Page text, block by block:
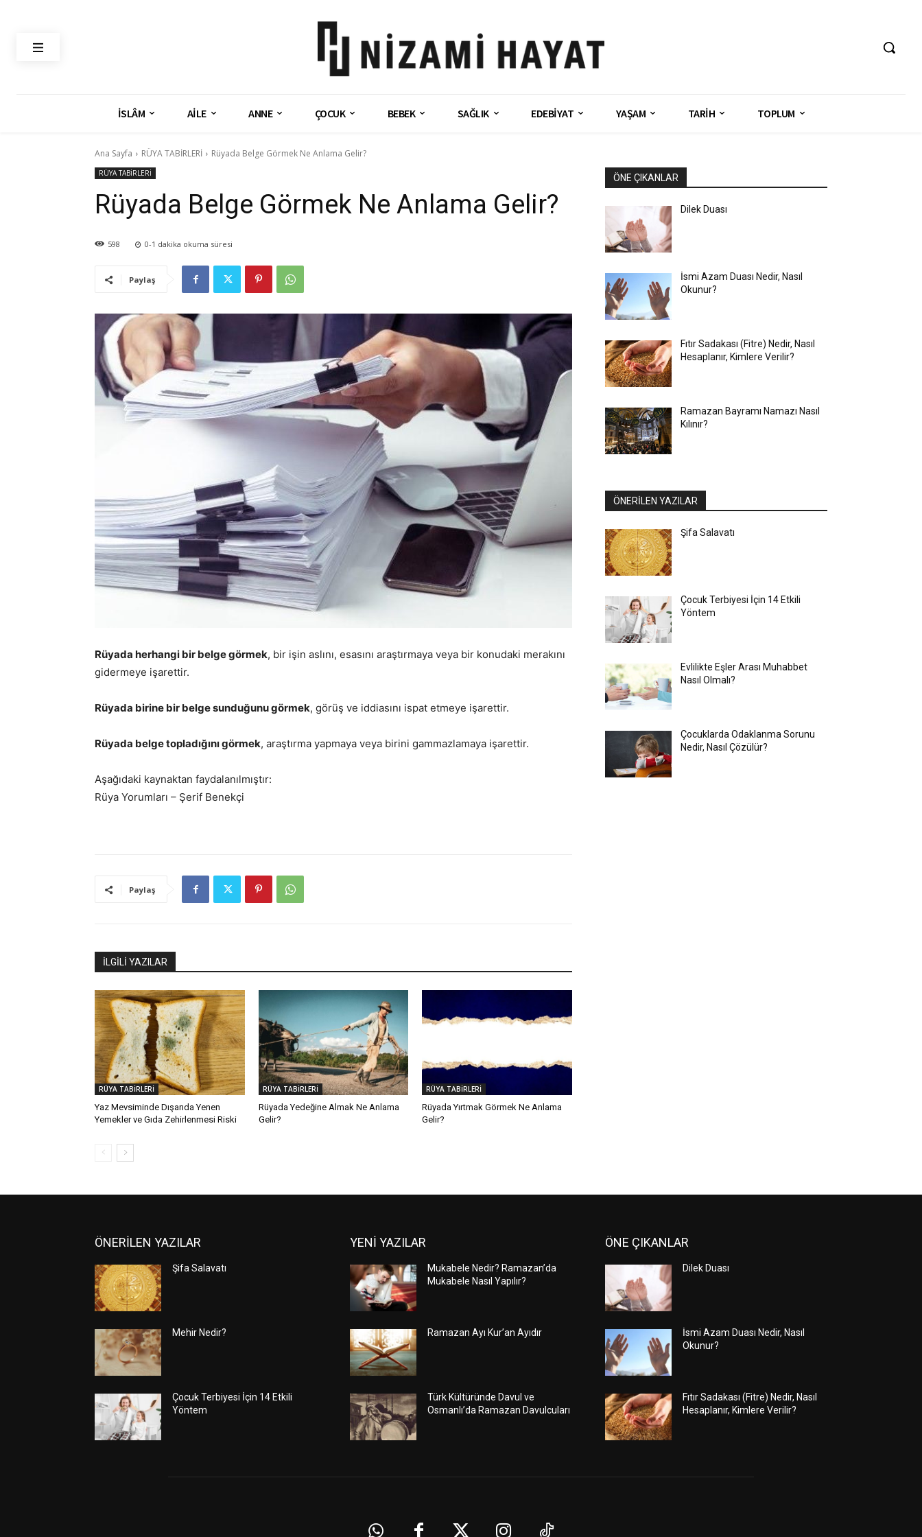
İSLÂM AİLE ANNE ÇOCUK BEBEK SAĞLIK EDEBİYAT YAŞAM TARİH TOPLUM
Ana Sayfa RÜYA TABİRLERİ Rüyada Belge Görmek Ne Anlama Gelir?
RÜYA TABİRLERİ
Rüyada Belge Görmek Ne Anlama Gelir?
598 0-1 dakika okuma süresi
Paylaş
Rüyada herhangi bir belge görmek, bir işin aslını, esasını araştırmaya veya bir konudaki merakını
gidermeye işarettir.
Rüyada birine bir belge sunduğunu görmek, görüş ve iddiasını ispat etmeye işarettir.
Rüyada belge topladığını görmek, araştırma yapmaya veya birini gammazlamaya işarettir.
Aşağıdaki kaynaktan faydalanılmıştır:
Rüya Yorumları – Şerif Benekçi
Paylaş
İLGİLİ YAZILAR
RÜYA TABİRLERİ
Yaz Mevsiminde Dışarıda Yenen
Yemekler ve Gıda Zehirlenmesi Riski
RÜYA TABİRLERİ
Rüyada Yedeğine Almak Ne Anlama
Gelir?
RÜYA TABİRLERİ
Rüyada Yırtmak Görmek Ne Anlama
Gelir?
ÖNE ÇIKANLAR
Dilek Duası
İsmi Azam Duası Nedir, Nasıl
Okunur?
Fıtır Sadakası (Fitre) Nedir, Nasıl
Hesaplanır, Kimlere Verilir?
Ramazan Bayramı Namazı Nasıl
Kılınır?
ÖNERİLEN YAZILAR
Şifa Salavatı
Çocuk Terbiyesi İçin 14 Etkili
Yöntem
Evlilikte Eşler Arası Muhabbet
Nasıl Olmalı?
Çocuklarda Odaklanma Sorunu
Nedir, Nasıl Çözülür?
ÖNERİLEN YAZILAR
Şifa Salavatı
Mehir Nedir?
Çocuk Terbiyesi İçin 14 Etkili
Yöntem
YENİ YAZILAR
Mukabele Nedir? Ramazan’da
Mukabele Nasıl Yapılır?
Ramazan Ayı Kur’an Ayıdır
Türk Kültüründe Davul ve
Osmanlı’da Ramazan Davulcuları
ÖNE ÇIKANLAR
Dilek Duası
İsmi Azam Duası Nedir, Nasıl
Okunur?
Fıtır Sadakası (Fitre) Nedir, Nasıl
Hesaplanır, Kimlere Verilir?